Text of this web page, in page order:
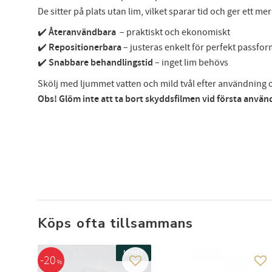
De sitter på plats utan lim, vilket sparar tid och ger ett
✔️ Återanvändbara – praktiskt och ekonomiskt
✔️ Repositionerbara– justeras enkelt för perfekt
✔️ Snabbare behandlingstid – inget lim behövs
Skölj med ljummet vatten och mild tvål efter användning
Obs! Glöm inte att ta bort skyddsfilmen vid första
Köps ofta tillsammans
20 %
NYHET
Lägg till i favoriter